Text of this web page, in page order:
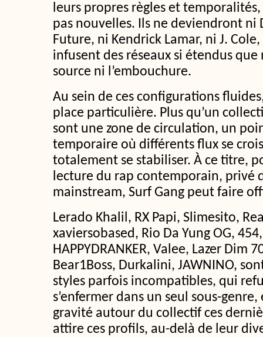
leurs propres règles et
pas nouvelles. Ils ne deviendront ni
Future, ni Kendrick Lamar, ni J.
infusent des réseaux si étendus que
source ni l’embouchure.
Au sein de ces configurations
place particulière. Plus qu’un
sont une zone de circulation, un
temporaire où différents flux se
totalement se stabiliser. À ce titre,
lecture du rap contemporain, privé
mainstream, Surf Gang peut faire
Lerado Khalil, RX Papi, Slimesito,
xaviersobased, Rio Da Yung OG,
HAPPYDRANKER, Valee, Lazer Dim
Bear1Boss, Durkalini, JAWNINO,
styles parfois incompatibles, qui
s’enfermer dans un seul sous-
gravité autour du collectif ces
attire ces profils, au-delà de leur